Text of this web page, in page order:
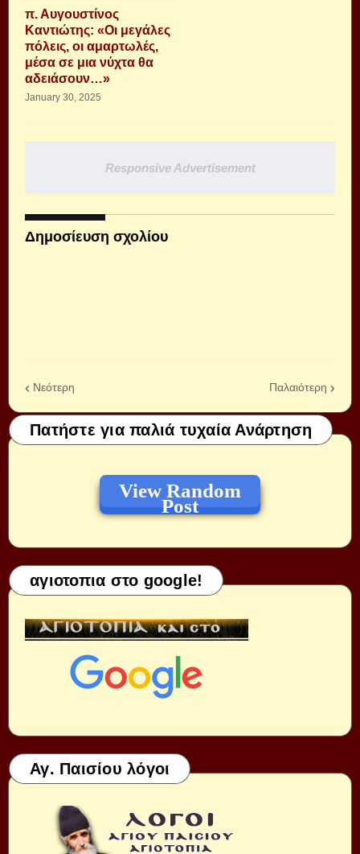
π. Αυγουστίνος
Καντιώτης: «Οι μεγάλες
πόλεις, οι αμαρτωλές,
μέσα σε μια νύχτα θα
αδειάσουν…»
January 30, 2025
Responsive Advertisement
Δημοσίευση σχολίου
Νεότερη Παλαιότερη
Πατήστε για παλιά τυχαία Ανάρτηση
View Random
Post
αγιοτοπια στο google!
Αγ. Παισίου λόγοι